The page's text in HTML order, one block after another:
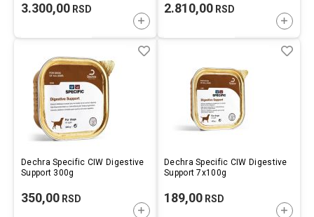
3.300,00 RSD
DODAJTE U KORPU
2.810,00 RSD
Dechra Specific CIW Digestive
Support 300g
350,00 RSD
DODAJTE U KORPU
Lista
Uporedi
Dechra Specific CIW Digestive
Support 7x100g
189,00 RSD